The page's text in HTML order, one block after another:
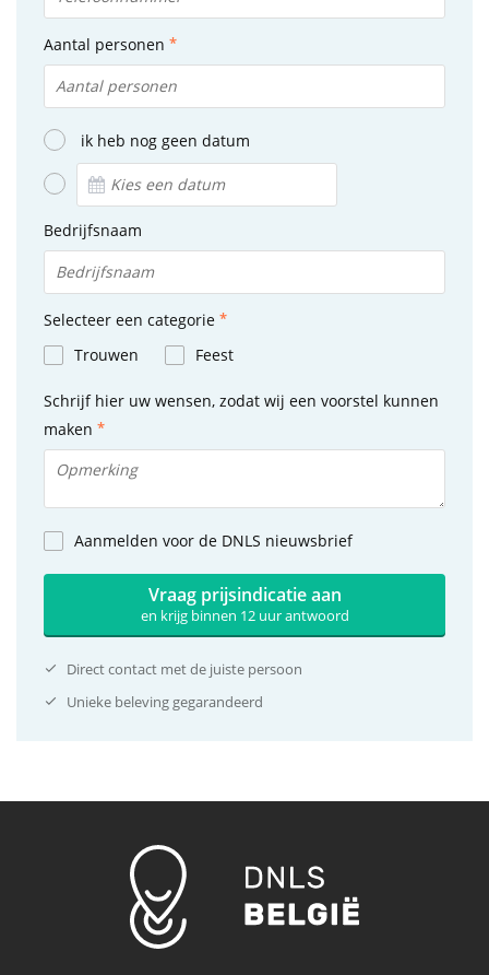
Aantal personen
ik heb nog geen datum
Bedrijfsnaam
Selecteer een categorie
Trouwen
Feest
Schrijf hier uw wensen, zodat wij een voorstel kunnen
maken
Aanmelden voor de DNLS nieuwsbrief
Vraag prijsindicatie aan
en krijg binnen 12 uur antwoord
Direct contact met de juiste persoon
Unieke beleving gegarandeerd